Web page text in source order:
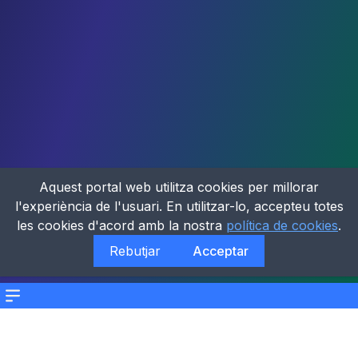
Menu
Aquest portal web utilitza cookies per millorar
l'experiència de l'usuari. En utilitzar-lo, accepteu totes
les cookies d'acord amb la nostra política de cookies.
Rebutjar
Acceptar